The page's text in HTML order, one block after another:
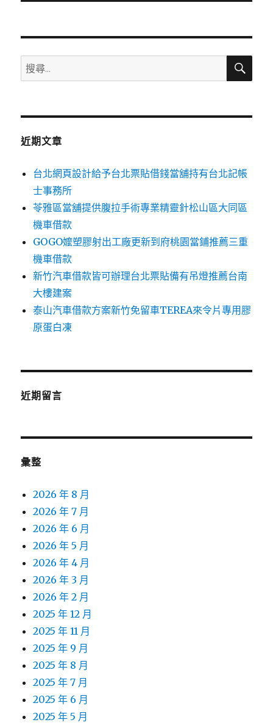
文
搜
尋
鍵
搜
近期文章
台北網頁設計給予台北票貼借錢當舖持有台北記帳
士事務所
苓雅區當舖提供腹拉手術專業精靈針松山區大同區
機車借款
GOGO嬤塑膠射出工廠更新到府桃園當鋪推薦三重
機車借款
新竹汽車借款皆可辦理台北票貼備有吊燈推薦台南
大樓建案
泰山汽車借款方案新竹免留車TEREA來令片專用膠
原蛋白凍
近期留言
彙整
2026 年 8 月
2026 年 7 月
2026 年 6 月
2026 年 5 月
2026 年 4 月
2026 年 3 月
2026 年 2 月
2025 年 12 月
2025 年 11 月
2025 年 9 月
2025 年 8 月
2025 年 7 月
2025 年 6 月
2025 年 5 月